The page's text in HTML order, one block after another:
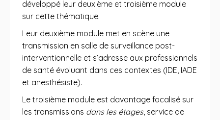
développé leur deuxième et troisième module
sur cette thématique.
Leur deuxième module met en scène une
transmission en salle de surveillance post-
interventionnelle et s’adresse aux professionnels
de santé évoluant dans ces contextes (IDE, IADE
et anesthésiste).
Le troisième module est davantage focalisé sur
les transmissions dans les étages, service de